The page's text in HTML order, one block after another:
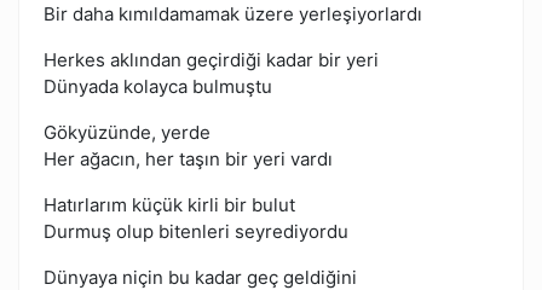
Bir daha kımıldamamak üzere yerleşiyorlardı
Herkes aklından geçirdiği kadar bir yeri
Dünyada kolayca bulmuştu
Gökyüzünde, yerde
Her ağacın, her taşın bir yeri vardı
Hatırlarım küçük kirli bir bulut
Durmuş olup bitenleri seyrediyordu
Dünyaya niçin bu kadar geç geldiğini